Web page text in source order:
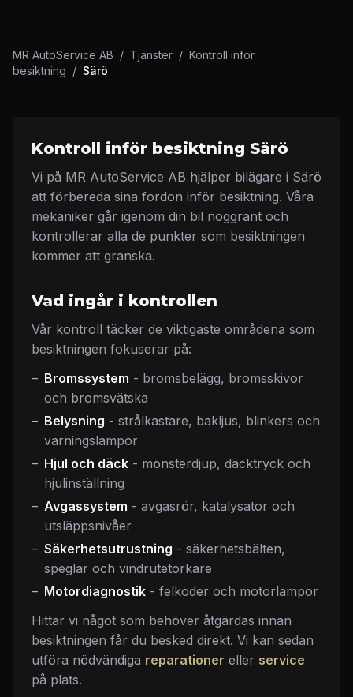
MR AutoService AB / Tjänster / Kontroll inför
besiktning / Särö
Kontroll inför besiktning Särö
Vi på MR AutoService AB hjälper bilägare i Särö
att förbereda sina fordon inför besiktning. Våra
mekaniker går igenom din bil noggrant och
kontrollerar alla de punkter som besiktningen
kommer att granska.
Vad ingår i kontrollen
Vår kontroll täcker de viktigaste områdena som
besiktningen fokuserar på:
Bromssystem - bromsbelägg, bromsskivor
och bromsvätska
Belysning - strålkastare, bakljus, blinkers och
varningslampor
Hjul och däck - mönsterdjup, däcktryck och
hjulinställning
Avgassystem - avgasrör, katalysator och
utsläppsnivåer
Säkerhetsutrustning - säkerhetsbälten,
speglar och vindrutetorkare
Motordiagnostik - felkoder och motorlampor
Hittar vi något som behöver åtgärdas innan
besiktningen får du besked direkt. Vi kan sedan
utföra nödvändiga reparationer eller service
på plats.